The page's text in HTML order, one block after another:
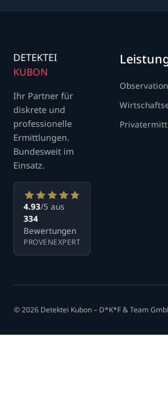
DETEKTEI
KUBON
Ihr Partner für
diskrete und
professionelle
Ermittlungen.
Bundesweit im
Einsatz.
4.93/5 aus
334
Bewertungen
PROVENEXPERT
Observation
© 2026 Detektei Kubon – D*K*F & Team